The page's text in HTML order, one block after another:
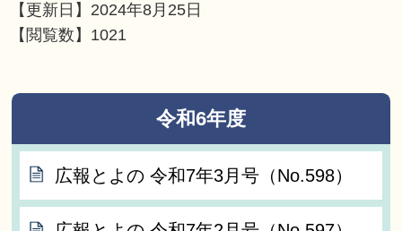
【更新日】 2024年8月25日
【閲覧数】 1021
令和6年度
広報とよの 令和7年3月号（No.598）